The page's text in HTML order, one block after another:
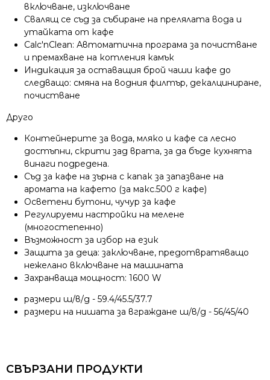
включване, изключване
Свалящ се съд за събиране на прелялата вода и
утайката от кафе
Calc'nClean: Автоматична програма за почистване
и премахване на котления камък
Индикация за оставащия брой чаши кафе до
следващо: смяна на водния филтър, декалциниране,
почистване
Друго
Контейнерите за вода, мляко и кафе са лесно
достъпни, скрити зад врата, за да бъде кухнята
винаги подредена.
Съд за кафе на зърна с капак за запазване на
аромата на кафето (за макс.500 г кафе)
Осветени бутони, чучур за кафе
Регулируеми настройки на мелене
(многостепенно)
Възможност за избор на език
Защита за деца: заключване, предотвратяващо
нежелано включване на машината
Захранваща мощност: 1600 W
размери ш/в/д - 59.4/45.5/37.7
размери на нишата за вграждане ш/в/д - 56/45/40
СВЪРЗАНИ ПРОДУКТИ